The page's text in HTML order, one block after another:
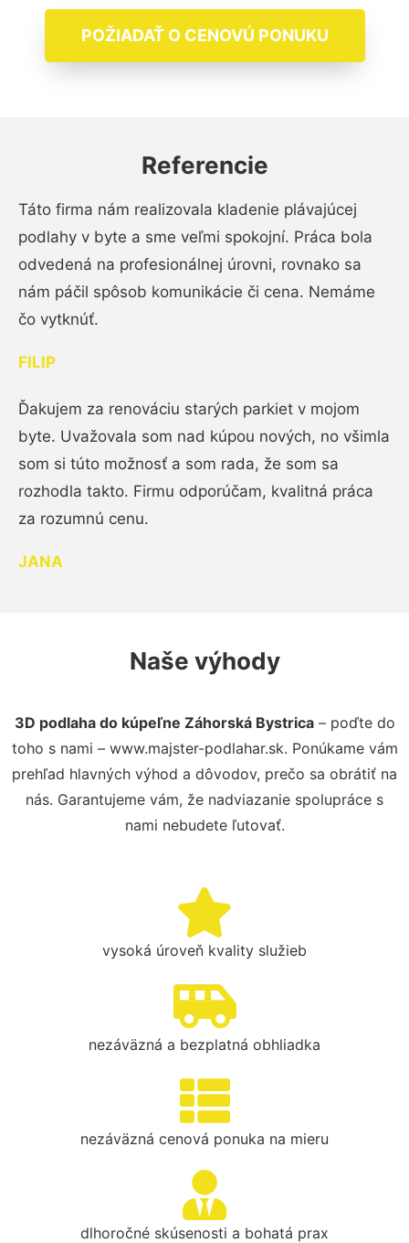
POŽIADAŤ O CENOVÚ PONUKU
Referencie
Táto firma nám realizovala kladenie plávajúcej
podlahy v byte a sme veľmi spokojní. Práca bola
odvedená na profesionálnej úrovni, rovnako sa
nám páčil spôsob komunikácie či cena. Nemáme
čo vytknúť.
FILIP
Ďakujem za renováciu starých parkiet v mojom
byte. Uvažovala som nad kúpou nových, no všimla
som si túto možnosť a som rada, že som sa
rozhodla takto. Firmu odporúčam, kvalitná práca
za rozumnú cenu.
JANA
Naše výhody
3D podlaha do kúpeľne Záhorská Bystrica– poďte do
toho s nami – www.majster-podlahar.sk. Ponúkame vám
prehľad hlavných výhod a dôvodov, prečo sa obrátiť na
nás. Garantujeme vám, že nadviazanie spolupráce s
nami nebudete ľutovať.
vysoká úroveň kvality služieb
nezáväzná a bezplatná obhliadka
nezáväzná cenová ponuka na mieru
dlhoročné skúsenosti a bohatá prax